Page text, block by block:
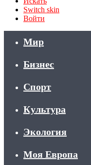
Switch skin
Войти
Мир
Бизнес
Спорт
Культура
Экология
Моя Европа